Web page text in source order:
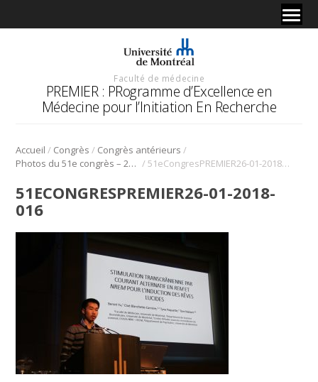
Faculté de médecine
PREMIER : PRogramme d’Excellence en
Médecine pour l’Initiation En Recherche
Accueil / Congrès / Congrès antérieurs /
Photos du 51e congrès – 2018 / 51eCongresPREMIER26-01-2018-016
51ECONGRESPREMIER26-01-2018-
016